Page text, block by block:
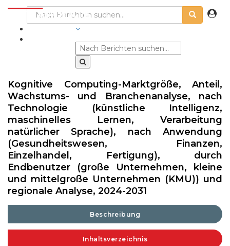
Kognitive Computing-Marktgröße, Anteil,
Wachstums- und Branchenanalyse, nach
Technologie (künstliche Intelligenz,
maschinelles Lernen, Verarbeitung
natürlicher Sprache), nach Anwendung
(Gesundheitswesen, Finanzen,
Einzelhandel, Fertigung), durch
Endbenutzer (große Unternehmen, kleine
und mittelgroße Unternehmen (KMU)) und
regionale Analyse, 2024-2031
Beschreibung
Inhaltsverzeichnis